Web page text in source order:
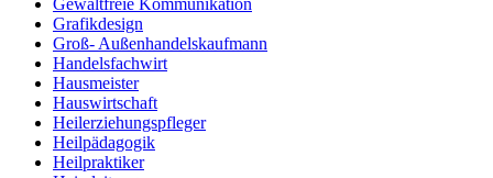
Gewaltfreie Kommunikation
Grafikdesign
Groß- Außenhandelskaufmann
Handelsfachwirt
Hausmeister
Hauswirtschaft
Heilerziehungspfleger
Heilpädagogik
Heilpraktiker